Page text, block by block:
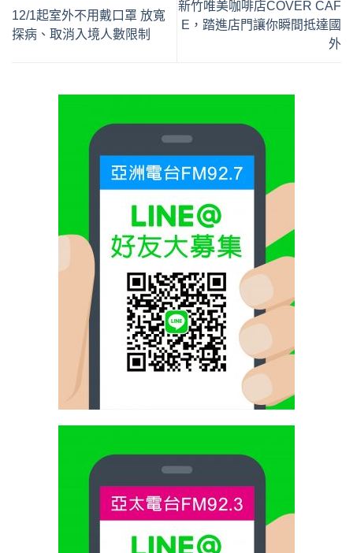
12/1起室外不用戴口罩 放寬
探病、取消入境人數限制
新竹唯美咖啡店COVER CAF
E，踏進店門讓你瞬間抵達國
外